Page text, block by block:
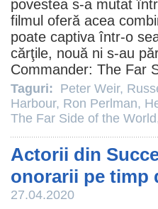
povestea s-a mutat
filmul oferă acea
poate captiva într-o
cărţile, nouă ni s-au
Commander: The Far
Taguri: Peter Weir,
Harbour, Ron Perlman,
The Far Side of the World
Actorii din
onorarii pe timp
27.04.2020